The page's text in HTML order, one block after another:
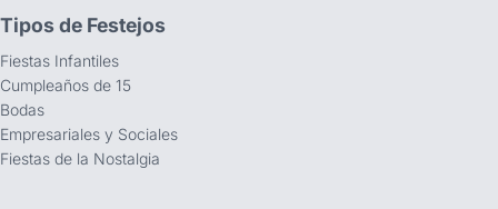
Tipos de Festejos
Fiestas Infantiles
Cumpleaños de 15
Bodas
Empresariales y Sociales
Fiestas de la Nostalgia